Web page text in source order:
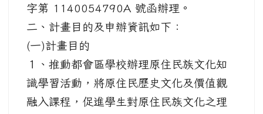
字第 1140054790A 號函辦理。
二、計畫目的及申辦資訊如下：
(一)計畫目的
１、推動都會區學校辦理原住民族文化知
識學習活動，將原住民歷史文化及價值觀
融入課程，促進學生對原住民族文化之理